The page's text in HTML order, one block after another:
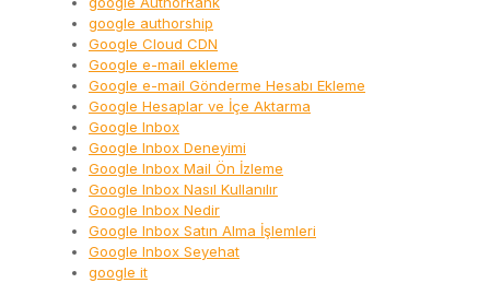
google authorship
Google Cloud CDN
Google e-mail ekleme
Google e-mail Gönderme Hesabı Ekleme
Google Hesaplar ve İçe Aktarma
Google Inbox
Google Inbox Deneyimi
Google Inbox Mail Ön İzleme
Google Inbox Nasıl Kullanılır
Google Inbox Nedir
Google Inbox Satın Alma İşlemleri
Google Inbox Seyehat
google it